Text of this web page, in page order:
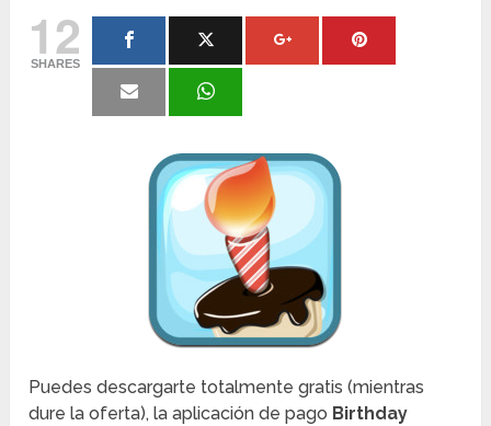
12
SHARES
Puedes descargarte totalmente gratis (mientras
dure la oferta), la aplicación de pago Birthday